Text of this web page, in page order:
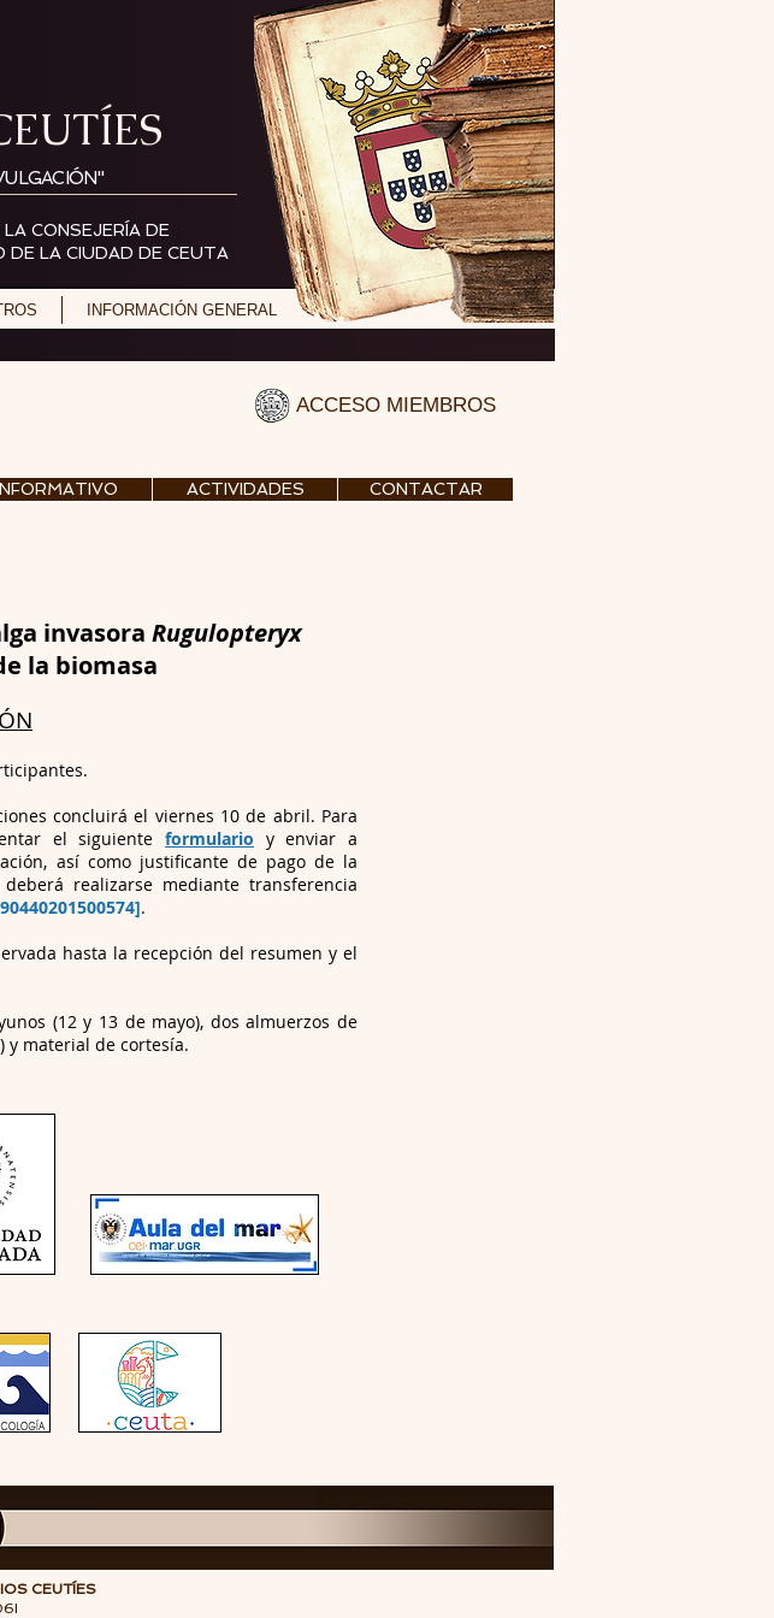
CONSEJERÍA DE
DE LA CIUDAD DE CEUTA
INFORMACIÓN GENERAL
ACCESO MIEMBROS
ACTIVIDADES CONTACTAR
invasora Rugulopteryx
la biomasa
concluirá el viernes 10 de abril. Para
el siguienteformulario y enviar a
así como justificante de pago de la
realizarse mediante transferencia
.
hasta la recepción del resumen y el
(12 y 13 de mayo), dos almuerzos de
y material de cortesía.
CEUTÍES